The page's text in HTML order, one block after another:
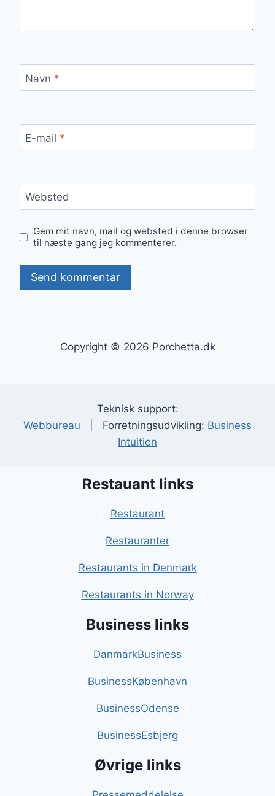
Navn *
E-mail *
Websted
Gem mit navn, mail og websted i denne browser
til næste gang jeg kommenterer.
Copyright © 2026 Porchetta.dk
Teknisk support:
Webbureau | Forretningsudvikling: Business
Intuition
Restauant links
Restaurant
Restauranter
Restaurants in Denmark
Restaurants in Norway
Business links
DanmarkBusiness
BusinessKøbenhavn
BusinessOdense
BusinessEsbjerg
Øvrige links